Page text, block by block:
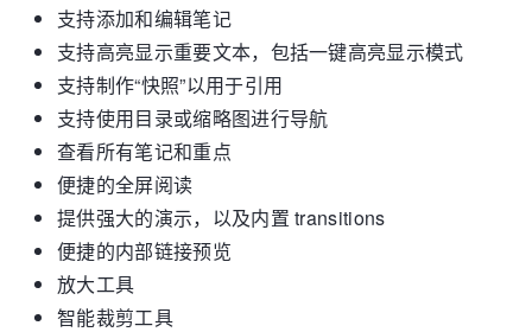
支持添加和编辑笔记
支持高亮显示重要文本，包括一键高亮显示模式
支持制作“快照”以用于引用
支持使用目录或缩略图进行导航
查看所有笔记和重点
便捷的全屏阅读
提供强大的演示，以及内置 transitions
便捷的内部链接预览
放大工具
智能裁剪工具